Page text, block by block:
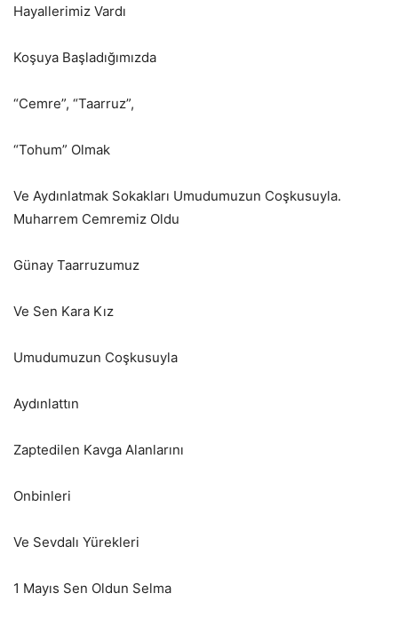
Hayallerimiz Vardı
Koşuya Başladığımızda
“Cemre”, “Taarruz”,
“Tohum” Olmak
Ve Aydınlatmak Sokakları Umudumuzun Coşkusuyla.
Muharrem Cemremiz Oldu
Günay Taarruzumuz
Ve Sen Kara Kız
Umudumuzun Coşkusuyla
Aydınlattın
Zaptedilen Kavga Alanlarını
Onbinleri
Ve Sevdalı Yürekleri
1 Mayıs Sen Oldun Selma